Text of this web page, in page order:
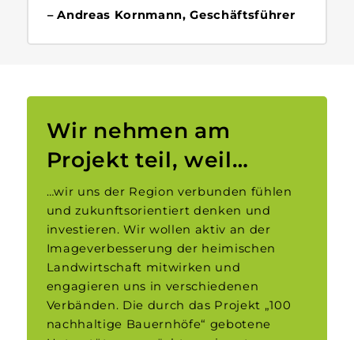
Andreas Kornmann, Geschäftsführer
Wir nehmen am
Projekt teil, weil…
…wir uns der Region verbunden fühlen
und zukunfts­­orientiert denken und
investieren. Wir wollen aktiv an der
Image­­verbesserung der heimischen
Land­­wirtschaft mit­wirken und
engagieren uns in verschiedenen
Verbänden. Die durch das Projekt „100
nach­haltige Bauern­höfe“ gebotene